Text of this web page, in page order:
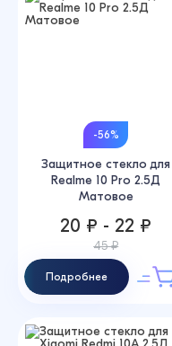
-56%
Защитное стекло для
Realme 10 Pro 2.5Д
Матовое
20 ₽ - 22 ₽
45 ₽
Подробнее